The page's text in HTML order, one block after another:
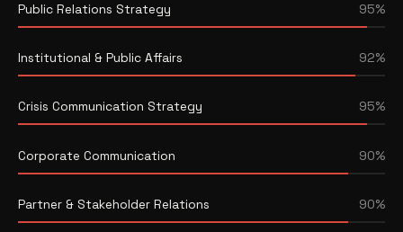
Public Relations Strategy 95%
Institutional & Public Affairs 92%
Crisis Communication Strategy 95%
Corporate Communication 90%
Partner & Stakeholder Relations 90%